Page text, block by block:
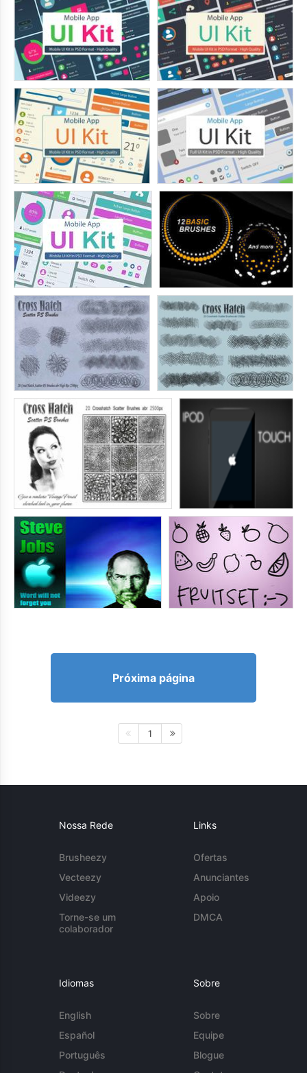
Próxima página
1
Nossa Rede
Brusheezy
Vecteezy
Videezy
Torne-se um
colaborador
Links
Ofertas
Anunciantes
Apoio
DMCA
Idiomas
English
Español
Português
Sobre
Sobre
Equipe
Blogue